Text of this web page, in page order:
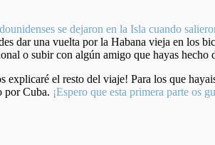
se dejaron en la Isla cuando
dar una vuelta por la Habana vieja en los
o subir con algún amigo que hayas hecho
el resto del viaje! Para los que
por Cuba. ¡Espero que esta primera parte os